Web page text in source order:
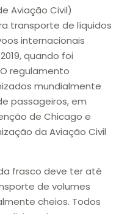
Aviação Civil)
transporte de líquidos
internacionais
quando foi
regulamento
mundialmente
passageiros, em
de Chicago e
da Aviação Civil
frasco deve ter até
de volumes
cheios. Todos